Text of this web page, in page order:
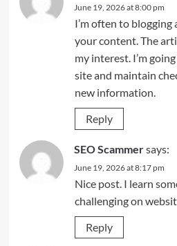
June 19, 2026 at 8:00 pm
I’m often to
your content. The
my interest. I’m
site and maintain
new information.
Reply
SEO Scammersays:
June 19, 2026 at 8:17 pm
Nice post. I learn
challenging on
Reply